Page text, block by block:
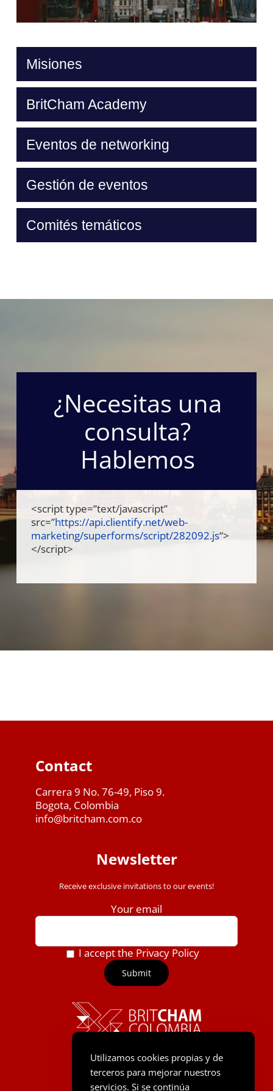
Misiones
BritCham Academy
Eventos de networking
Gestión de eventos
Comités temáticos
¿Necesitas una
consulta?
Hablemos
<script type=”text/javascript”
src=”https://api.clientify.net/web-
marketing/superforms/script/282092.js“>
</script>
Contact
Carrera 9 No. 76-49, Piso 9.
Bogota, Colombia
info@britcham.com.co
Newsletter
Receive exclusive invitations to our events!
Your email
I accept the Privacy Policy
Utilizamos cookies propias y de
terceros para mejorar nuestros
servicios. Si se continúa